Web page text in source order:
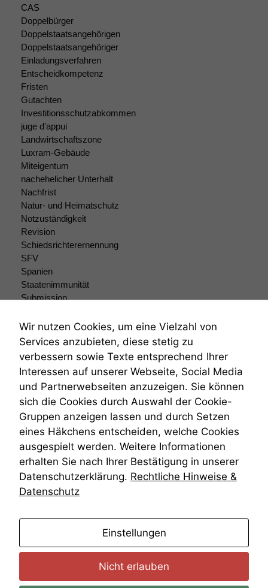
CAS
Doppelbürger
Doppelstaatsangehörigen
Doppelstaatsangehöriger
Einladungsverfahren
Entscheidkompetenz
Fristen
Gutachten
Investitionsschutzabkommen
juge d'appui
Landwirtschaftszone
Luxram-Gebäude
Miteigentum
nachehelicher Unterhalt
Nachfrist
Natur- und Heimatschutz
Notzuständigkeit
Revision
Schiedsrichterernennung
SFV
Spanien
Staatenimmunität
Submission
Teilungsklage
Venezuela
VRK
Wiederherstellungsanordnung
Zivilprozessordnung
ZPO
Zustellfiktion
Zuständigkeit
Öffentliches Personalrecht
Öffentlichkeitsprinzip
Wir nutzen Cookies, um eine Vielzahl von
Services anzubieten, diese stetig zu
verbessern sowie Texte entsprechend Ihrer
Interessen auf unserer Webseite, Social Media
und Partnerwebseiten anzuzeigen. Sie können
sich die Cookies durch Auswahl der Cookie-
Gruppen anzeigen lassen und durch Setzen
eines Häkchens entscheiden, welche Cookies
ausgespielt werden. Weitere Informationen
erhalten Sie nach Ihrer Bestätigung in unserer
Datenschutzerklärung. Rechtliche Hinweise &
Datenschutz
Einstellungen
Nicht erlauben